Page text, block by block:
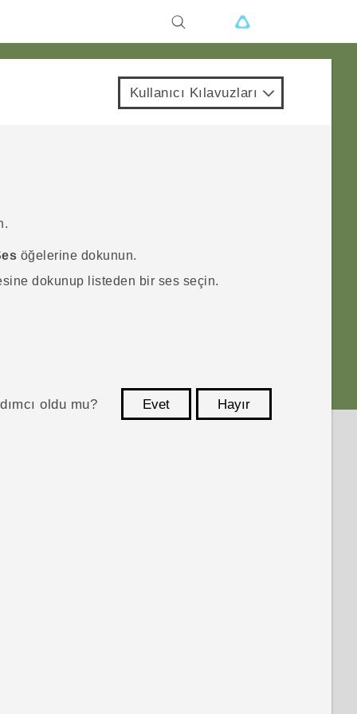
Kullanıcı Kılavuzları
öğelerine dokunun.
dokunup listeden bir ses seçin.
oldu mu? Evet
Hayır